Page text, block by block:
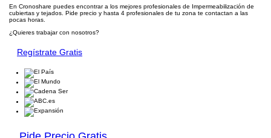
En Cronoshare puedes encontrar a los mejores profesionales de Impermeabilización de
cubiertas y tejados. Pide precio y hasta 4 profesionales de tu zona te contactan a las
pocas horas.
¿Quieres trabajar con nosotros?
Regístrate Gratis